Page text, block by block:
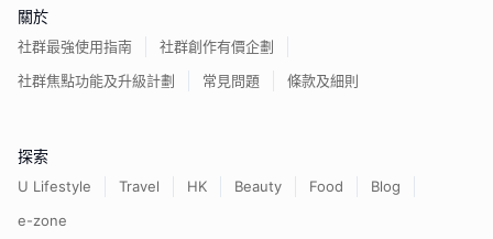
關於
社群最強使用指南
社群創作有價企劃
社群焦點功能及升級計劃
常見問題 條款及細則
探索
U Lifestyle Travel HK Beauty Food
Blog
e-zone